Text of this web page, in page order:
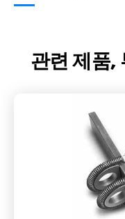
관련 제품,